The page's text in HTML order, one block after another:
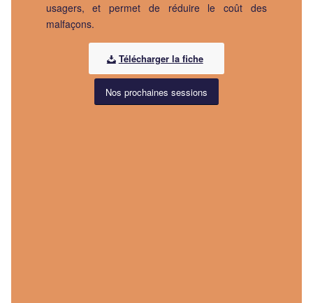
usagers, et permet de réduire le coût des
malfaçons.
Télécharger la fiche
Nos prochaines sessions